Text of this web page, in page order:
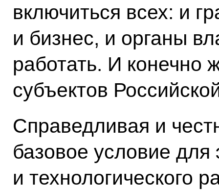
включиться всех: и
и бизнес, и органы
работать. И конечно
субъектов
Справедливая и
базовое условие для
и технологического